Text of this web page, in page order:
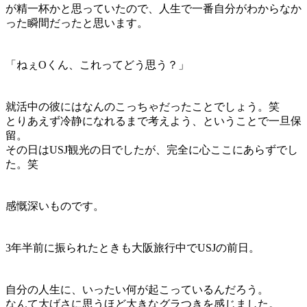
が精一杯かと思っていたので、人生で一番自分がわからなか
った瞬間だったと思います。
「ねぇOくん、これってどう思う？」
就活中の彼にはなんのこっちゃだったことでしょう。笑
とりあえず冷静になれるまで考えよう、ということで一旦保
留。
その日はUSJ観光の日でしたが、 完全に心ここにあらずでし
た。笑
感慨深いものです。
3年半前に振られたときも大阪旅行中でUSJの前日。
自分の人生に、いったい何が起こっているんだろう。
なんて大げさに思うほど大きなグラつきを感じました。